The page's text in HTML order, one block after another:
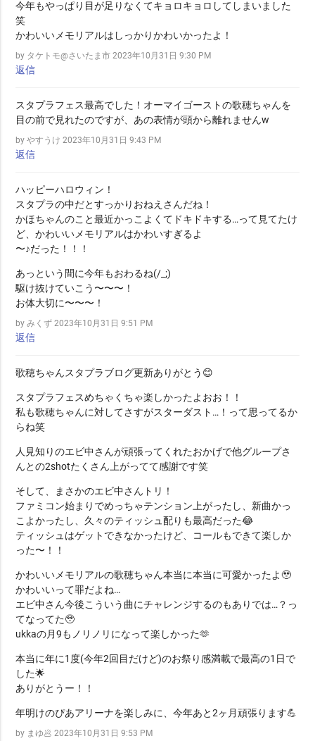
今年もやっぱり目が足りなくてキョロキョロしてしまいました
笑
かわいいメモリアルはしっかりかわいかったよ！
by タケトモ@さいたま市 2023年10月31日 9:30 PM
返信
スタプラフェス最高でした！オーマイゴーストの歌穂ちゃんを
目の前で見れたのですが、あの表情が頭から離れませんw
by やすうけ 2023年10月31日 9:43 PM
返信
ハッピーハロウィン！
スタプラの中だとすっかりおねえさんだね！
かほちゃんのこと最近かっこよくてドキドキする…って見てたけ
ど、かわいいメモリアルはかわいすぎるよ
〜♪だった！！！
あっという間に今年もおわるね(/_;)
駆け抜けていこう〜〜〜！
お体大切に〜〜〜！
by みくず 2023年10月31日 9:51 PM
返信
歌穂ちゃんスタプラブログ更新ありがとう😊
スタプラフェスめちゃくちゃ楽しかったよおお！！
私も歌穂ちゃんに対してさすがスターダスト…！って思ってるか
らね笑
人見知りのエビ中さんが頑張ってくれたおかげで他グループさ
んとの2shotたくさん上がってて感謝です笑
そして、まさかのエビ中さんトリ！
ファミコン始まりでめっちゃテンション上がったし、新曲かっ
こよかったし、久々のティッシュ配りも最高だった😂
ティッシュはゲットできなかったけど、コールもできて楽しか
った〜！！
かわいいメモリアルの歌穂ちゃん本当に本当に可愛かったよ🥹
かわいいって罪だよね…
エビ中さん今後こういう曲にチャレンジするのもありでは…？っ
てなってた🥹
ukkaの月9もノリノリになって楽しかった🫶
本当に年に1度(今年2回目だけど)のお祭り感満載で最高の1日で
した🌟
ありがとうー！！
年明けのぴあアリーナを楽しみに、今年あと2ヶ月頑張ります💪
by まゆ🥟 2023年10月31日 9:53 PM